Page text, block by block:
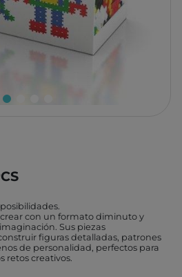
crear con un formato diminuto y
Sus piezas
figuras detalladas, patrones
de personalidad, perfectos para
retos creativos.